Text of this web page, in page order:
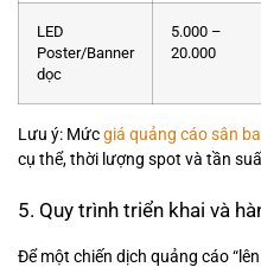
LED
Poster/Banner
dọc
5.000 –
20.000
Lưu ý: Mứcgiá quảng cáo sân
cụ thể, thời lượng spot và tần
5. Quy trình triển khai và
Để một chiến dịch quảng cáo